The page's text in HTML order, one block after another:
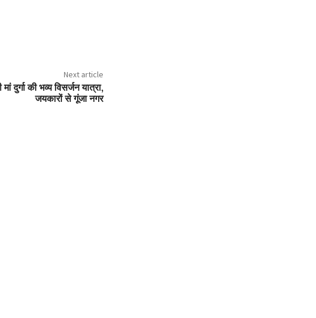
Next article
दुर्गा की भव्य विसर्जन यात्रा,
जयकारों से गूंजा नगर